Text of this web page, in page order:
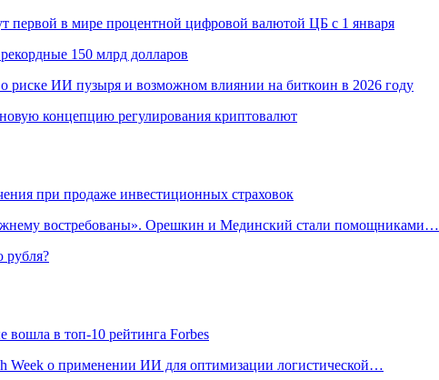
первой в мире процентной цифровой валютой ЦБ с 1 января
150 млрд долларов
риске ИИ пузыря и возможном влиянии на биткоин в 2026 году
концепцию регулирования криптовалют
при продаже инвестиционных страховок
востребованы». Орешкин и Мединский стали помощниками…
рубля?
вошла в топ-10 рейтинга Forbes
Week о применении ИИ для оптимизации логистической…